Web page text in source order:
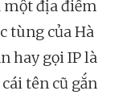
một địa điểm
tùng của Hà
hay gọi IP là
tên cũ gắn